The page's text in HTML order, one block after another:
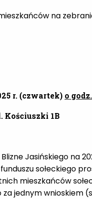
na
r. (czwartek) o
Kościuszki 1B
Jasińskiego na
sołeckiego
mieszkańców
jednym wnioskiem